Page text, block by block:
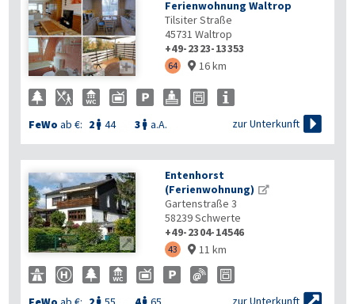

Ferienwohnung Waltrop
Tilsiter Straße
45731 Waltrop
+49-2323-13353
64  16 km
FeWo ab €: 2  44 3  a.A. zur Unterkunft 

Entenhorst
(Ferienwohnung)
Gartenstraße 3
58239Schwerte
+49-2304-14546
43  11 km
  zur Unterkunft